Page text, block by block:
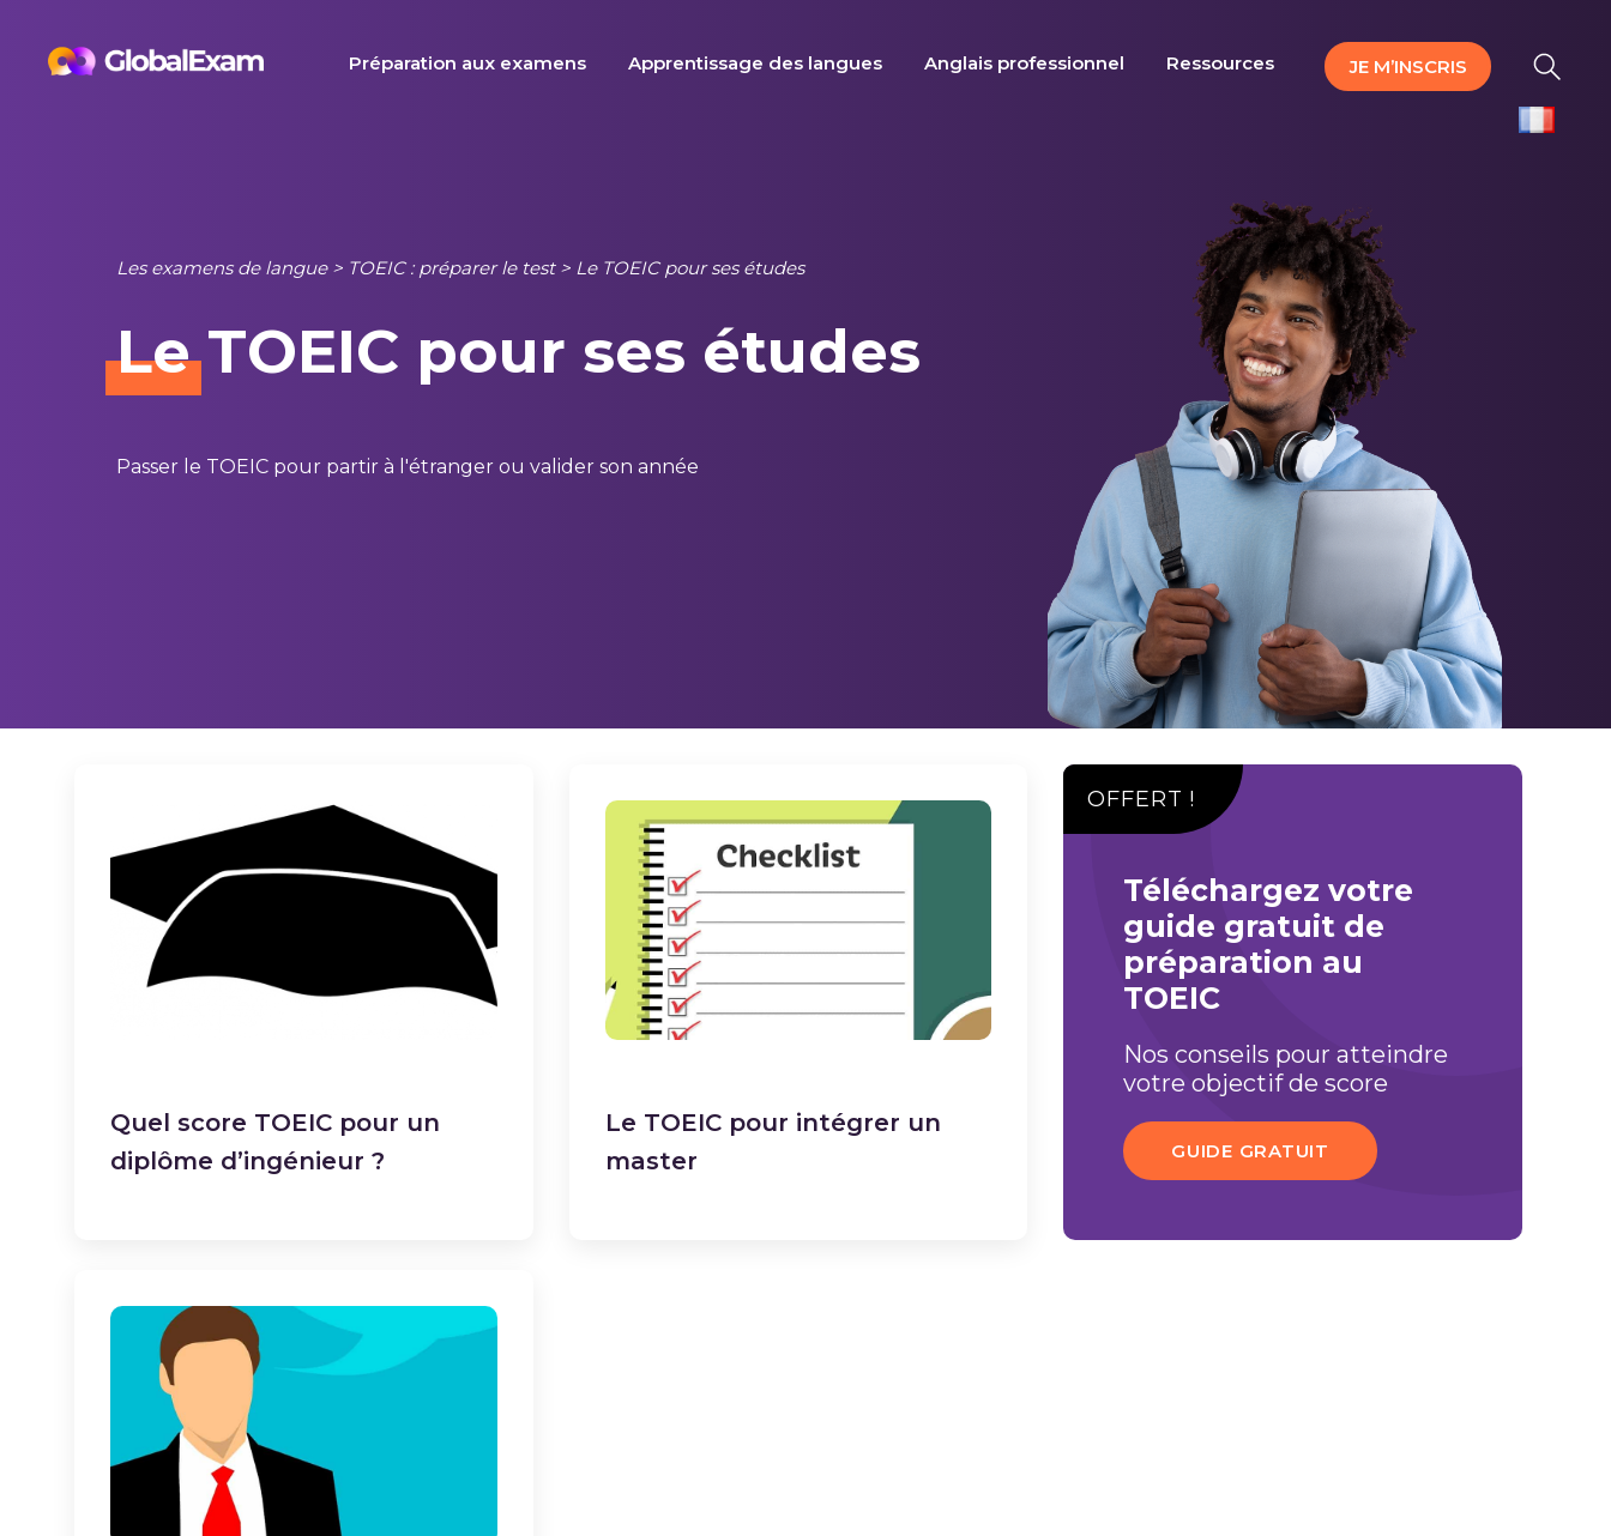
Préparation aux examens Apprentissage des langues Anglais professionnel Ressources JE M’INSCRIS
Les examens de langue> TOEIC : préparer le test> Le TOEIC pour ses études
LeTOEIC pour ses études
Passer le TOEIC pour partir à l'étranger ou valider son année
Quel score TOEIC pour un
diplôme d’ingénieur ?
Le TOEIC pour intégrer un
master
OFFERT !
Téléchargez votre
guide gratuit de
préparation au
TOEIC
Nos conseils pour atteindre
votre objectif de score
GUIDE GRATUIT